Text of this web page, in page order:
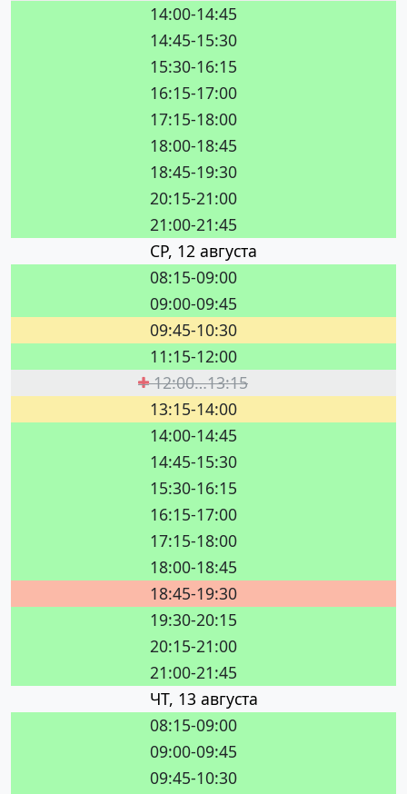
14:00-14:45
14:45-15:30
15:30-16:15
16:15-17:00
17:15-18:00
18:00-18:45
18:45-19:30
20:15-21:00
21:00-21:45
СР, 12 августа
08:15-09:00
09:00-09:45
09:45-10:30
11:15-12:00
12:00…13:15
13:15-14:00
14:00-14:45
14:45-15:30
15:30-16:15
16:15-17:00
17:15-18:00
18:00-18:45
18:45-19:30
19:30-20:15
20:15-21:00
21:00-21:45
ЧТ, 13 августа
08:15-09:00
09:00-09:45
09:45-10:30